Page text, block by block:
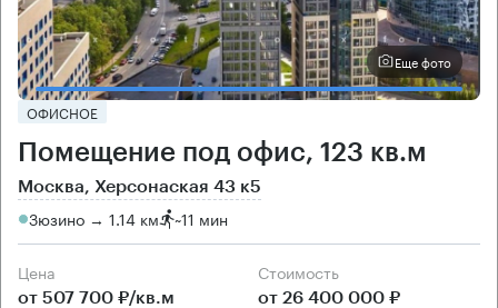
Еще фото
ОФИСНОЕ
Помещение под офис, 123 кв.м
Москва, Херсонаская 43 к5
Зюзино → 1.14 км ~11 мин
Цена
от 507 700 ₽/кв.м
Cтоимость
от 26 400 000 ₽